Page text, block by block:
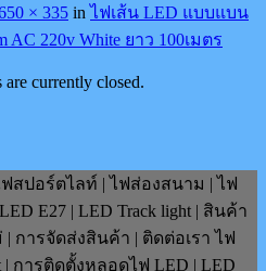
× 335 inไฟเส้น LED แบบแบน
AC 220v White ยาว 100เมตร
currently closed.
สปอร์ตไลท์ | ไฟส่องสนาม | ไฟ
E27 | LED Track light | สินค้า
การจัดส่งสินค้า | ติดต่อเรา ไฟ
| การติดตั้งหลอดไฟ LED | LED